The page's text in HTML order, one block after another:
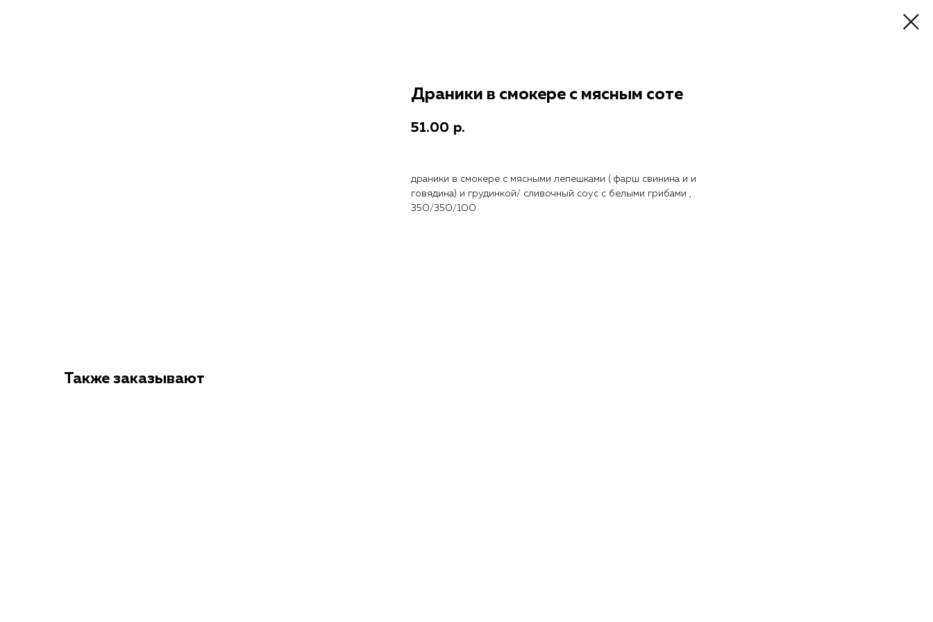
Драники в смокере с мясным соте
51.00 р.
драники в смокере с мясными лепешками ( фарш свинина и и
говядина) и грудинкой/ сливочный соус с белыми грибами ,
350/350/100
Также заказывают